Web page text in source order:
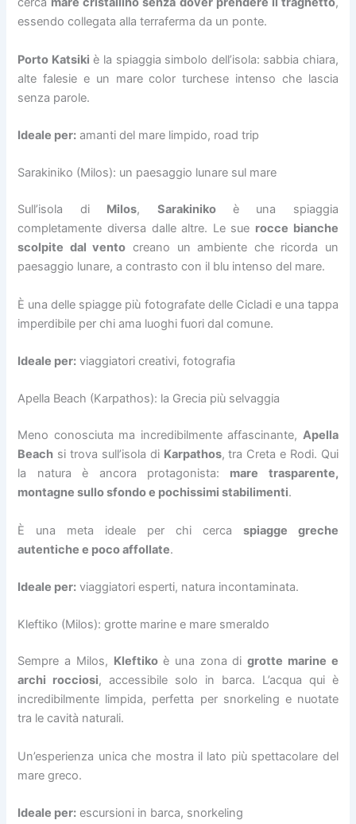
essendo collegata alla terraferma da un ponte.
Porto Katsiki è la spiaggia simbolo dell’isola: sabbia chiara,
alte falesie e un mare color turchese intenso che lascia
senza parole.
Ideale per: amanti del mare limpido, road trip
Sarakiniko (Milos): un paesaggio lunare sul mare
Sull’isola di Milos, Sarakinikoè una spiaggia
completamente diversa dalle altre. Le sue rocce bianche
scolpite dal vento creano un ambiente che ricorda un
paesaggio lunare, a contrasto con il blu intenso del mare.
È una delle spiagge più fotografate delle Cicladi e una tappa
imperdibile per chi ama luoghi fuori dal comune.
Ideale per: viaggiatori creativi, fotografia
Apella Beach (Karpathos): la Grecia più selvaggia
Meno conosciuta ma incredibilmente affascinante, Apella
Beach si trova sull’isola di Karpathos, tra Creta e Rodi. Qui
la natura è ancora protagonista: mare trasparente,
montagne sullo sfondo e pochissimi stabilimenti.
È una meta ideale per chi cerca spiagge greche
autentiche e poco affollate.
Ideale per: viaggiatori esperti, natura incontaminata.
Kleftiko (Milos): grotte marine e mare smeraldo
Sempre a Milos, Kleftikoè una zona digrotte marine e
archi rocciosi, accessibile solo in barca. L’acqua qui è
incredibilmente limpida, perfetta per snorkeling e nuotate
tra le cavità naturali.
Un’esperienza unica che mostra il lato più spettacolare del
mare greco.
Ideale per: escursioni in barca, snorkeling